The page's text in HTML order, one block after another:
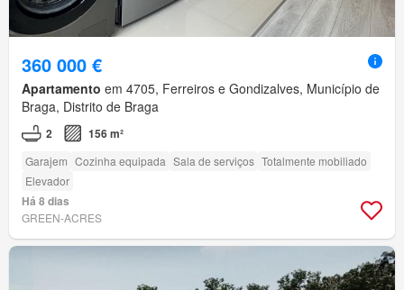
360 000 €
Apartamento em 4705, Ferreiros e Gondizalves, Município de
Braga, Distrito de Braga
2 156 m²
Garajem Cozinha equipada Sala de serviços Totalmente mobiliado
Elevador
Há 8 dias
GREEN-ACRES